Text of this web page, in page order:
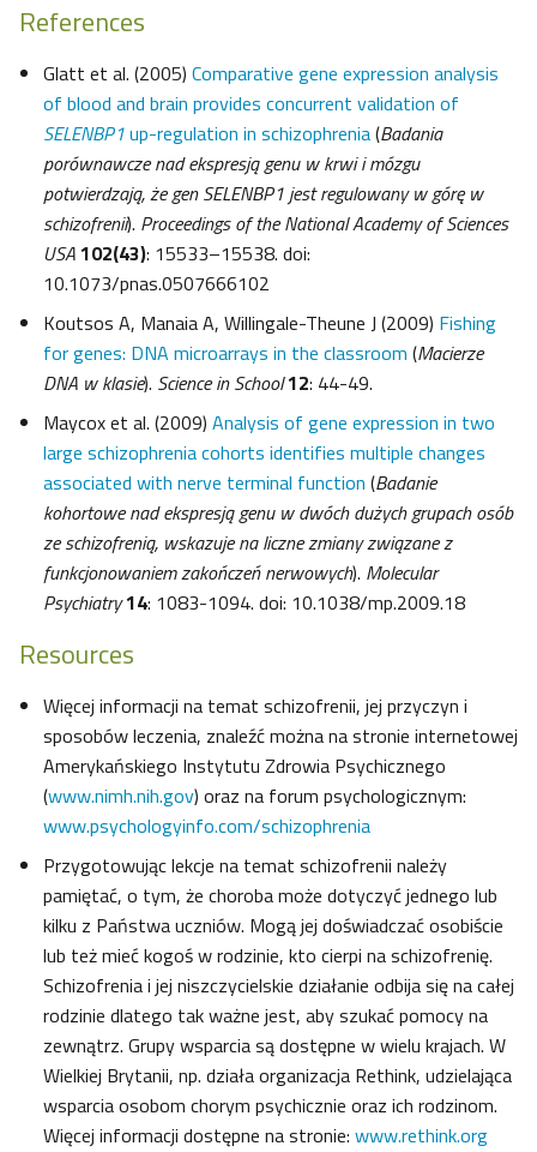
References
Glatt et al. (2005) Comparative gene expression analysis
of blood and brain provides concurrent validation of
SELENBP1up-regulation in schizophrenia(Badania
porównawcze nad ekspresją genu w krwi i mózgu
potwierdzają, że gen SELENBP1 jest regulowany w górę w
schizofrenii). Proceedings of the National Academy of Sciences
USA102(43): 15533–15538. doi:
10.1073/pnas.0507666102
Koutsos A, Manaia A, Willingale-Theune J (2009) Fishing
for genes: DNA microarrays in the classroom (Macierze
DNA w klasie). Science in School12: 44-49.
Maycox et al. (2009) Analysis of gene expression in two
large schizophrenia cohorts identifies multiple changes
associated with nerve terminal function (Badanie
kohortowe nad ekspresją genu w dwóch dużych grupach osób
ze schizofrenią, wskazuje na liczne zmiany związane z
funkcjonowaniem zakończeń nerwowych). Molecular
Psychiatry14: 1083-1094. doi: 10.1038/mp.2009.18
Resources
Więcej informacji na temat schizofrenii, jej przyczyn i
sposobów leczenia, znaleźć można na stronie internetowej
Amerykańskiego Instytutu Zdrowia Psychicznego
(www.nimh.nih.gov) oraz na forum psychologicznym:
www.psychologyinfo.com/schizophrenia
Przygotowując lekcje na temat schizofrenii należy
pamiętać, o tym, że choroba może dotyczyć jednego lub
kilku z Państwa uczniów. Mogą jej doświadczać osobiście
lub też mieć kogoś w rodzinie, kto cierpi na schizofrenię.
Schizofrenia i jej niszczycielskie działanie odbija się na całej
rodzinie dlatego tak ważne jest, aby szukać pomocy na
zewnątrz. Grupy wsparcia są dostępne w wielu krajach. W
Wielkiej Brytanii, np. działa organizacja Rethink, udzielająca
wsparcia osobom chorym psychicznie oraz ich rodzinom.
Więcej informacji dostępne na stronie: www.rethink.org